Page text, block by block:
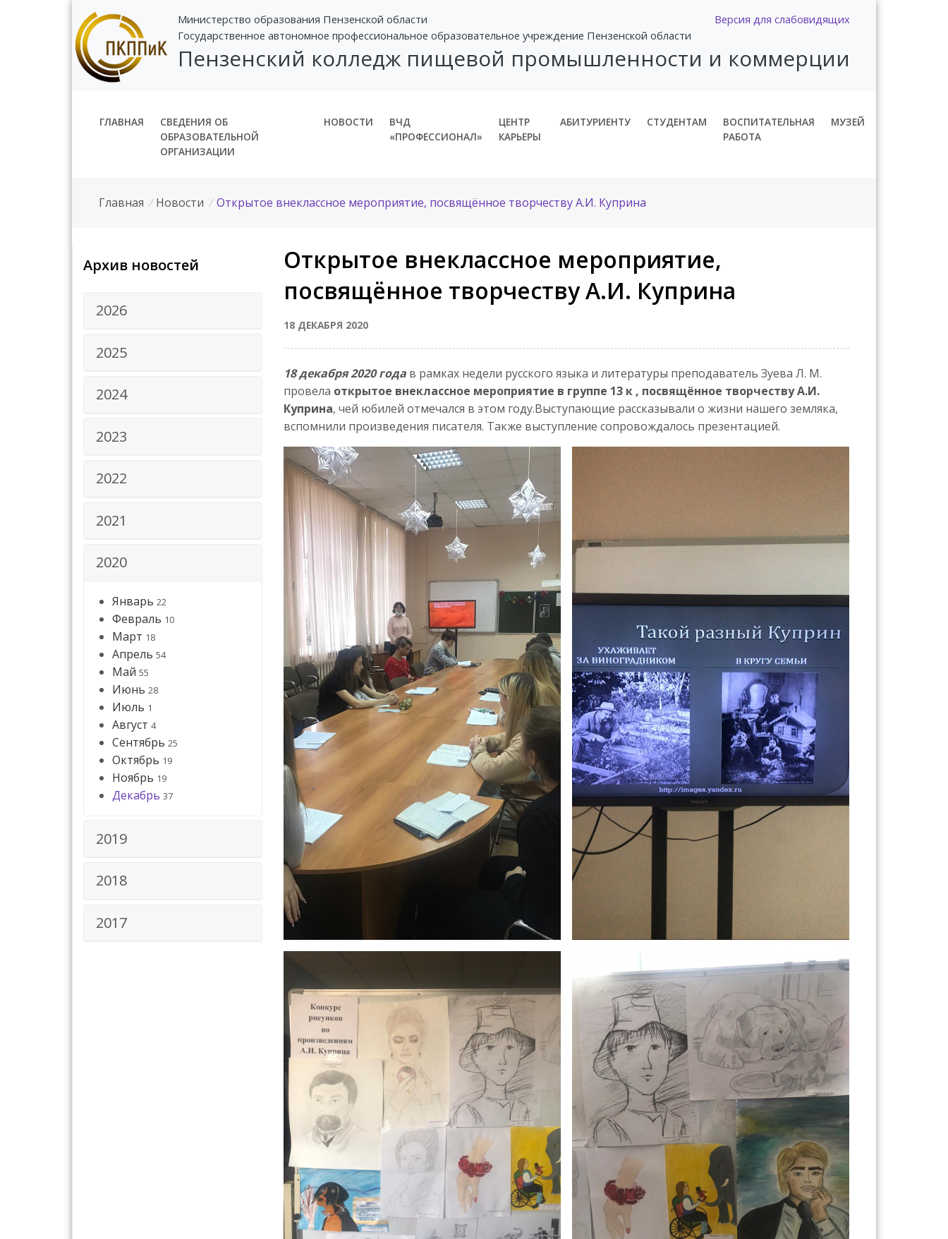
Версия для слабовидящих
Министерство образования Пензенской области
Государственное автономное профессиональное образовательное учреждение Пензенской области
Пензенский колледж пищевой промышленности и коммерции
ГЛАВНАЯ
СВЕДЕНИЯ ОБ
ОБРАЗОВАТЕЛЬНОЙ
ОРГАНИЗАЦИИ
НОВОСТИ
ВЧД
«ПРОФЕССИОНАЛ»
ЦЕНТР
КАРЬЕРЫ
АБИТУРИЕНТУ СТУДЕНТАМ
ВОСПИТАТЕЛЬНАЯ
РАБОТА
МУЗЕЙ
Главная / Новости / Открытое внеклассное мероприятие, посвящённое творчеству А.И. Куприна
Архив новостей
2026
2025
2024
2023
2022
2021
2020
Январь 22
Февраль 10
Март 18
Апрель 54
Май 55
Июнь 28
Июль 1
Август 4
Сентябрь 25
Октябрь 19
Ноябрь 19
Декабрь 37
2019
2018
2017
Открытое внеклассное мероприятие,
посвящённое творчеству А.И. Куприна
18 ДЕКАБРЯ 2020
18 декабря 2020 года в рамках недели русского языка и литературы преподаватель Зуева Л. М.
провела открытое внеклассное мероприятие в группе 13 к , посвящённое творчеству А.И.
Куприна, чей юбилей отмечался в этом году.Выступающие рассказывали о жизни нашего земляка,
вспомнили произведения писателя. Также выступление сопровождалось презентацией.